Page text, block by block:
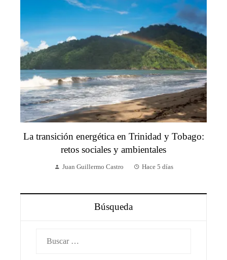
La transición energética en Trinidad y Tobago:
retos sociales y ambientales
Juan Guillermo Castro Hace 5 días
Búsqueda